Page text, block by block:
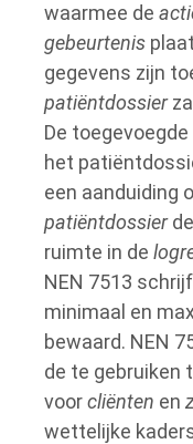
waarmee de
gebeurtenis
gegevens zijn
patiëntdossier
De
het
een aanduiding
patiëntdossier
ruimte in de
NEN 7513
minimaal en
bewaard. NEN
de te gebruiken
voorcliënten en
wettelijke